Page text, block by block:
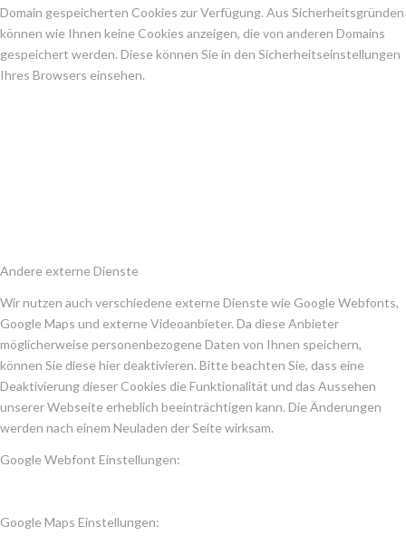
Domain gespeicherten Cookies zur Verfügung. Aus Sicherheitsgründen
können wie Ihnen keine Cookies anzeigen, die von anderen Domains
gespeichert werden. Diese können Sie in den Sicherheitseinstellungen
Ihres Browsers einsehen.
Andere externe Dienste
Wir nutzen auch verschiedene externe Dienste wie Google Webfonts,
Google Maps und externe Videoanbieter. Da diese Anbieter
möglicherweise personenbezogene Daten von Ihnen speichern,
können Sie diese hier deaktivieren. Bitte beachten Sie, dass eine
Deaktivierung dieser Cookies die Funktionalität und das Aussehen
unserer Webseite erheblich beeinträchtigen kann. Die Änderungen
werden nach einem Neuladen der Seite wirksam.
Google Webfont Einstellungen:
Google Maps Einstellungen: